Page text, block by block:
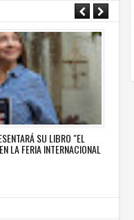
SU LIBRO "EL
LA FERIA INTERNACIONAL